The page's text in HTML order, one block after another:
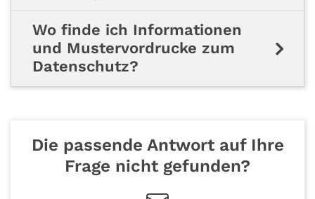
Wo finde ich Informationen
und Mustervordrucke zum
Datenschutz?
Die passende Antwort auf Ihre
Frage nicht gefunden?